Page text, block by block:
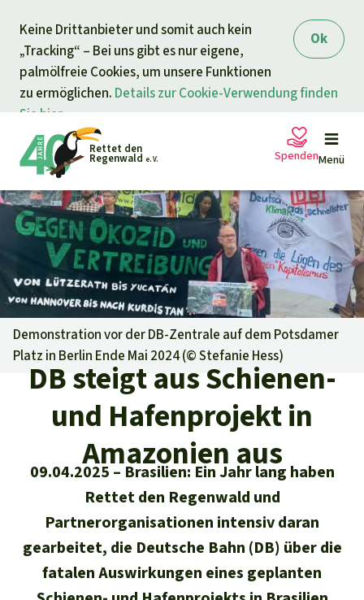
Ok
Keine Drittanbieter und somit auch kein
„Tracking“ – Bei uns gibt es nur eigene,
palmölfreie Cookies, um unsere Funktionen
zu ermöglichen. Details zur Cookie-Verwendung finden
Sie hier.
springen
Rettet den
Regenwald e. V. Menü
Petitionen
Projekte
Informieren
Aktuelles
Alle News
Kids
Newsletter­anmeldung
Unsere Themen
Der Regenwald
Biodiversität
Schutzgebiete
Regenwald Report
Aktuelle Ausgabe
01/2026
04/2025
Erfolge
Über uns
Über uns
Der Verein
Medien
Presse
Suche
Spenden
Ihre Spende hilft
Allgemeine Spende
Dringender Spendenaufruf
Regenwald-Urkunden
Fragen & Antworten
Testament
Spendenkonto
Rettet den
Regenwald e. V.
DE11 430609672025 0541 00
GENODEM1GLS
Demonstration vor der DB-Zentrale auf dem Potsdamer
Platz in Berlin Ende Mai 2024 (©Stefanie Hess)
DB steigt aus Schienen-
und Hafenprojekt in
Amazonien aus
09.04.2025
Brasilien: Ein Jahr lang haben
Rettet den Regenwald und
Partnerorganisationen intensiv daran
gearbeitet, die Deutsche Bahn (DB) über die
fatalen Auswirkungen eines geplanten